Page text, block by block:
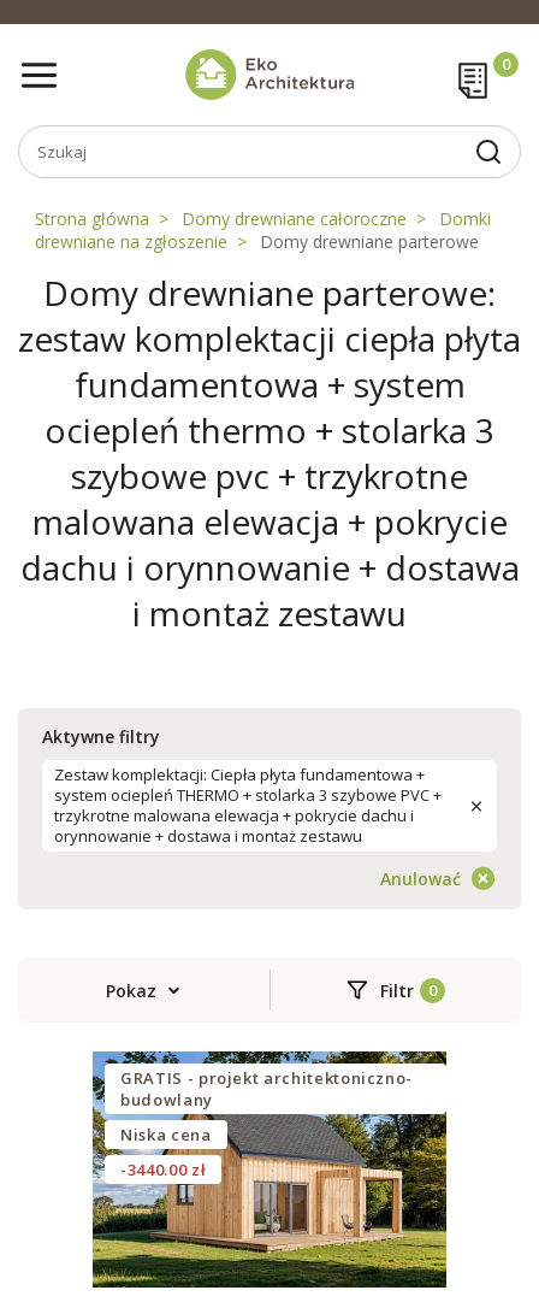
Strona główna Domy drewniane całoroczne
Domki
drewniane na zgłoszenie
Domy drewniane parterowe
Domy drewniane parterowe:
zestaw komplektacji ciepła płyta
fundamentowa + system
ociepleń thermo + stolarka 3
szybowe pvc + trzykrotne
malowana elewacja + pokrycie
dachu i orynnowanie + dostawa
i montaż zestawu
Aktywne filtry
Zestaw komplektacji: Ciepła płyta fundamentowa +
system ociepleń THERMO + stolarka 3 szybowe PVC +
trzykrotne malowana elewacja + pokrycie dachu i
orynnowanie + dostawa i montaż zestawu
Anulować
Pokaz Filtr
GRATIS - projekt architektoniczno-
budowlany
Niska cena
-3440.00 zł